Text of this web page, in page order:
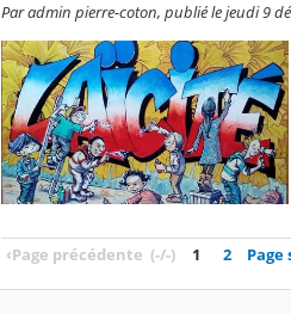
Par admin pierre-coton, publié le jeudi 9
‹Page précédente (-/-) 1 2